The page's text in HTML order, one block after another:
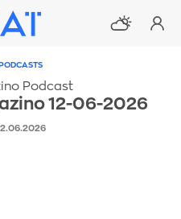
PODCASTS
Podcast
12-06-2026